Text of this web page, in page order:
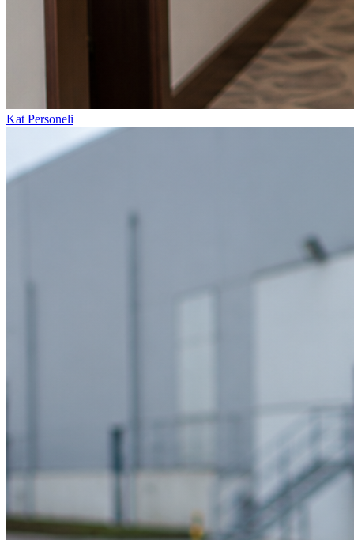
Kat Personeli